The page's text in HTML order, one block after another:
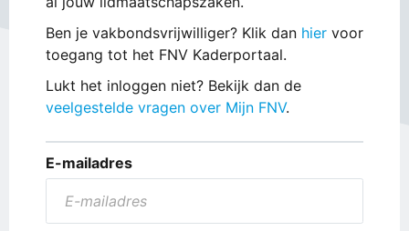
Ben je vakbondsvrijwilliger? Klik dan hier voor
toegang tot het FNV Kaderportaal.
Lukt het inloggen niet? Bekijk dan de
veelgestelde vragen over Mijn FNV.
E-mailadres